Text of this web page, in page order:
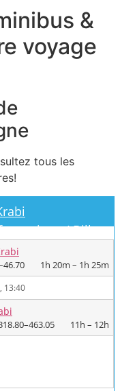
&
voyage
tous les
/ Billets
1h 20m – 1h 25m
13:40
11h – 12h